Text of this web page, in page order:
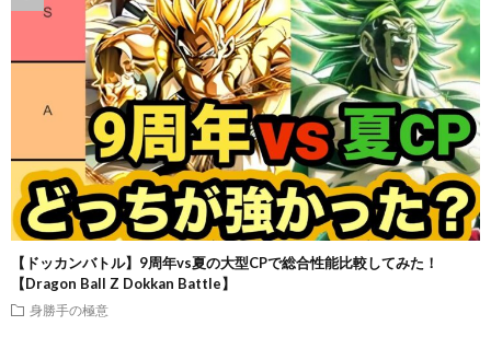
【ドッカンバトル】9周年vs夏の大型CPで総合性能比較してみた！
【Dragon Ball Z Dokkan Battle】
身勝手の極意